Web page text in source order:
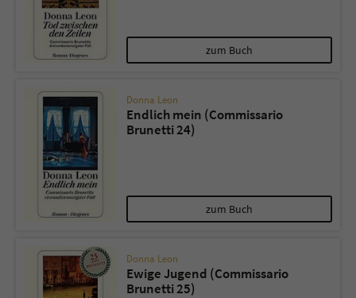
zum Buch
Donna Leon
Endlich mein (Commissario
Brunetti 24)
zum Buch
Donna Leon
Ewige Jugend (Commissario
Brunetti 25)